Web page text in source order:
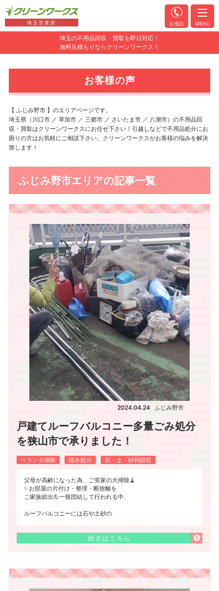
埼玉の不用品回収・買取を即日対応！
無料見積もりならクリーンワークス！
埼玉営業所 お電話 MENU
お客様の声
【 ふじみ野市 】のエリアページです。
埼玉県（川口市 ／ 草加市 ／ 三郷市 ／ さいたま市 ／ 八潮市）の不用品回
収・買取はクリーンワークスにお任せ下さい！引越しなどで不用品処分にお
困りの方はお気軽にご相談下さい。クリーンワークスがお客様の悩みを解決
致します！
ふじみ野市エリアの記事一覧
2024.04.24 ふじみ野市
戸建てルーフバルコニー多量ごみ処分
を狭山市で承りました！
ベランダ掃除 植木処分 石・土・砂利回収
父母が高齢になった為、ご実家の大掃除🧹
✨お部屋の片付け・整理・断捨離を
ご家族総出💪一致団結して行われる中、
ルーフバルコニーには石や土砂の
続きはこちら